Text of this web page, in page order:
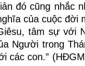
đó cũng nhắc
của cuộc đời
tâm sự với
Người trong
các con.”